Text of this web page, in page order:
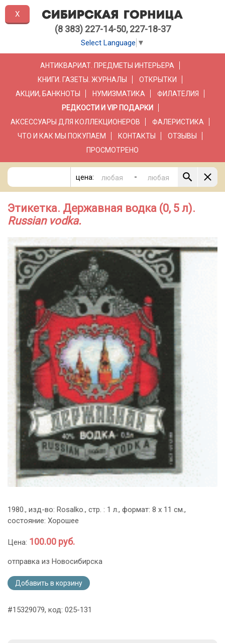
(8 383) 227-14-50, 227-18-37
Select Language ▼
АНТИКВАРИАТ. ПРЕДМЕТЫ ИНТЕРЬЕРА
КНИГИ. ГАЗЕТЫ. ЖУРНАЛЫ
ОТКРЫТКИ
АКЦИИ, БАНКНОТЫ
НУМИЗМАТИКА
ФИЛАТЕЛИЯ
РЕДКОСТИ И VIP ПОДАРКИ
АКСЕССУАРЫ ДЛЯ КОЛЛЕКЦИОНЕРОВ
ФАЛЕРИСТИКА
ЧТО И КАК МЫ ПОКУПАЕМ
КОНТАКТЫ
ОТЗЫВЫ
ПРОСМОТРЕНО
цена: -
Этикетка. Державная водка (0, 5 л).
Russian vodka.
1980., изд-во: Rosalko., стр. : 1 л., формат: 8 х 11 см.,
состояние: Хорошее
Цена: 100.00 руб.
отправка из Новосибирска
Добавить в корзину
#15329079, код: 025-131
X